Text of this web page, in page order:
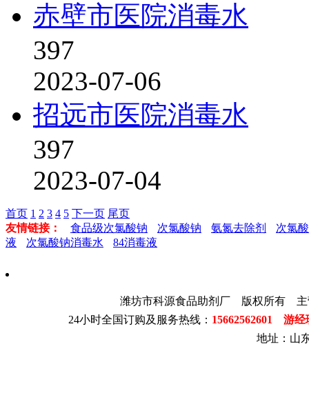
赤壁市医院消毒水
397
2023-07-06
招远市医院消毒水
397
2023-07-04
首页 1 2 3 4 5 下一页 尾页
友情链接：
食品级次氯酸钠 次氯酸钠 氨氮去除剂
次氯
液
次氯酸钠消毒水 84消毒液
潍坊市科源食品助剂厂 版权所有 主
24小时全国订购及服务热线： 15662562601 游
地址：山